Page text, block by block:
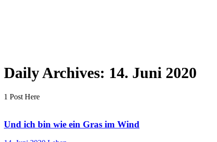
Daily Archives: 14. Juni 2020
1 Post Here
Und ich bin wie ein Gras im Wind